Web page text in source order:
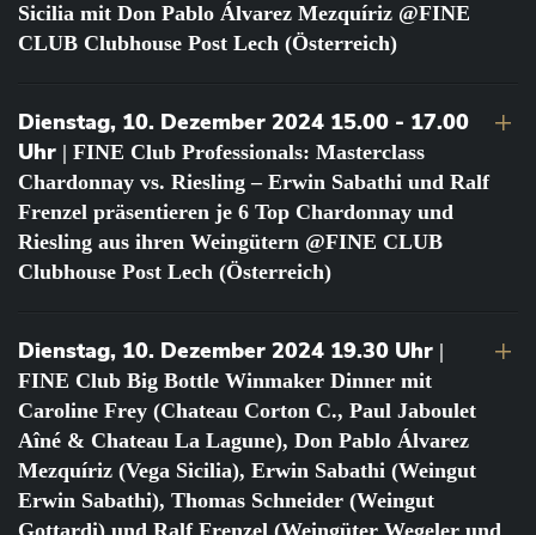
Sicilia mit Don Pablo Álvarez Mezquíriz @FINE
CLUB Clubhouse Post Lech (Österreich)
Dienstag, 10. Dezember 2024 15.00 - 17.00
Uhr | FINE Club Professionals: Masterclass
Chardonnay vs. Riesling – Erwin Sabathi und Ralf
Frenzel präsentieren je 6 Top Chardonnay und
Riesling aus ihren Weingütern @FINE CLUB
Clubhouse Post Lech (Österreich)
Dienstag, 10. Dezember 2024 19.30 Uhr |
FINE Club Big Bottle Winmaker Dinner mit
Caroline Frey (Chateau Corton C., Paul Jaboulet
Aîné & Chateau La Lagune), Don Pablo Álvarez
Mezquíriz (Vega Sicilia), Erwin Sabathi (Weingut
Erwin Sabathi), Thomas Schneider (Weingut